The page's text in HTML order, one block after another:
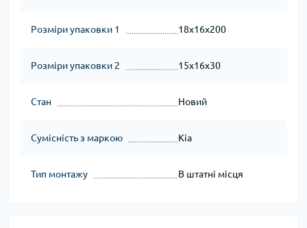
Розміри упаковки 1 18x16x200
Розміри упаковки 2 15x16x30
Стан Новий
Сумісність з маркою Kia
Тип монтажу В штатні місця